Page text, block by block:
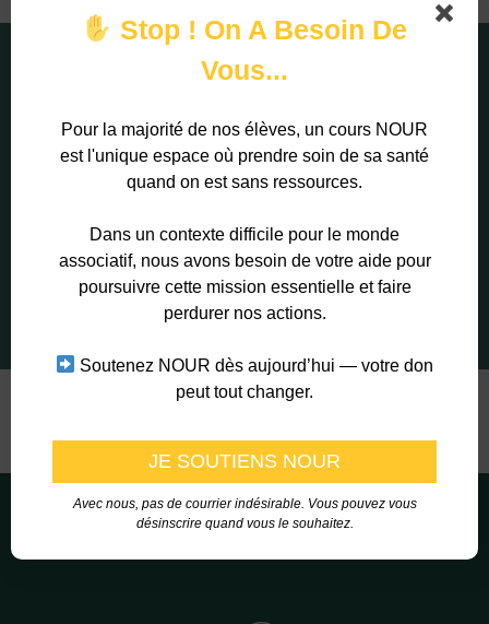
Planning
Tarif
Témoignage
Faire un don
Le projet
Entreprise
Stop ! On A Besoin De
Vous...
Pour la majorité de nos élèves, un cours NOUR
est l'unique espace où prendre soin de sa santé
quand on est sans ressources.
Dans un contexte difficile pour le monde
associatif, nous avons besoin de votre aide pour
poursuivre cette mission essentielle et faire
perdurer nos actions.
Soutenez NOUR dès aujourd’hui — votre don
peut tout changer.
Avec nous, pas de courrier indésirable. Vous pouvez vous
désinscrire quand vous le souhaitez.